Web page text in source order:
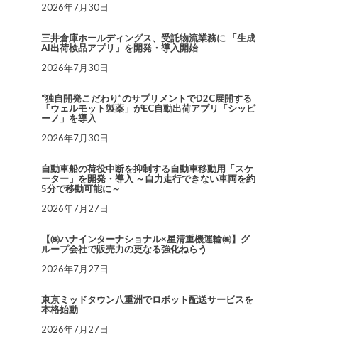
2026年7月30日
三井倉庫ホールディングス、受託物流業務に 「生成
AI出荷検品アプリ」を開発・導入開始
2026年7月30日
“独自開発こだわり”のサプリメントでD2C展開する
「ウェルモット製薬」がEC自動出荷アプリ「シッピ
ーノ」を導入
2026年7月30日
自動車船の荷役中断を抑制する自動車移動用「スケ
ーター」を開発・導入 ～自力走行できない車両を約
5分で移動可能に～
2026年7月27日
【㈱ハナインターナショナル×星清重機運輸㈱】グ
ループ会社で販売力の更なる強化ねらう
2026年7月27日
東京ミッドタウン八重洲でロボット配送サービスを
本格始動
2026年7月27日